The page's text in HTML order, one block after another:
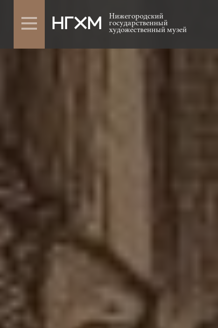
Нижегородский
государственный
художественный музей